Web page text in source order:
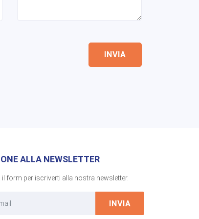
INVIA
ALLA NEWSLETTER
il form per iscriverti alla nostra newsletter.
INVIA